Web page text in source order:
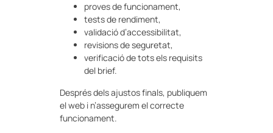
proves de funcionament,
tests de rendiment,
validació d’accessibilitat,
revisions de seguretat,
verificació de tots els requisits
del brief.
Després dels ajustos finals, publiquem
el web i n’assegurem el correcte
funcionament.